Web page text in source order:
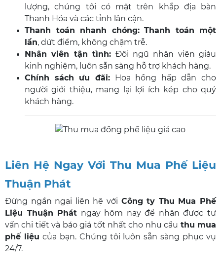
lượng, chúng tôi có mặt trên khắp địa bàn
Thanh Hóa và các tỉnh lân cận.
Thanh toán nhanh chóng: Thanh toán một
lần, dứt điểm, không chậm trễ.
Nhân viên tận tình: Đội ngũ nhân viên giàu
kinh nghiệm, luôn sẵn sàng hỗ trợ khách hàng.
Chính sách ưu đãi:Hoa hồng hấp dẫn cho
người giới thiệu, mang lại lợi ích kép cho quý
khách hàng.
Liên Hệ Ngay Với Thu Mua Phế Liệu
Thuận Phát
Đừng ngần ngại liên hệ với Công ty Thu Mua Phế
Liệu Thuận Phát ngay hôm nay để nhận được tư
vấn chi tiết và báo giá tốt nhất cho nhu cầu thu mua
phế liệu của bạn. Chúng tôi luôn sẵn sàng phục vụ
24/7.